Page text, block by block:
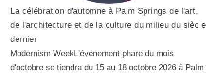
La célébration d'automne à Palm Springs de l'art,
de l'architecture et de la culture du milieu du siècle
dernier
Modernism WeekL'événement phare du mois
d'octobre se tiendra du 15 au 18 octobre 2026 à Palm